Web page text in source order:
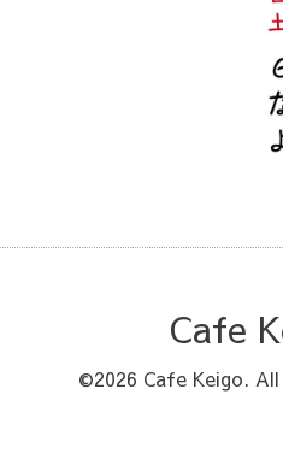
Cafe
©2026 Cafe Keigo.